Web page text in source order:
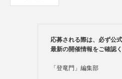
応募される際は、必ず公
最新の開催情報をご確認く
「登竜門」編集部